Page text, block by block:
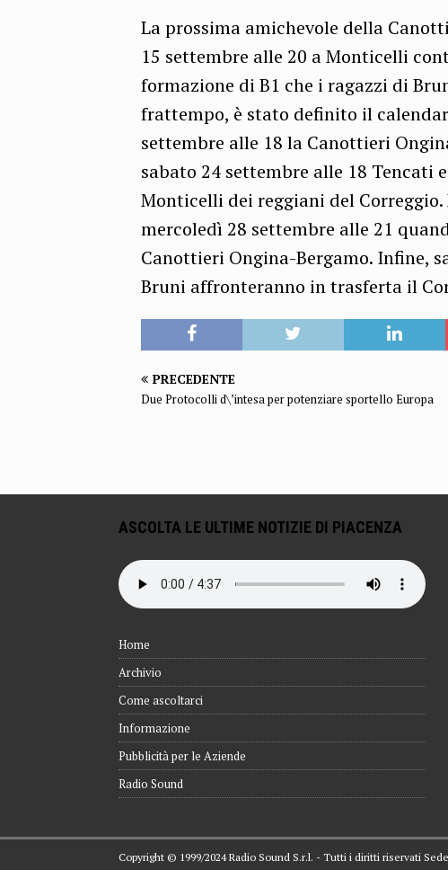
La prossima amichevole della
15 settembre alle 20 a Monticelli
formazione di B1 che i ragazzi di
frattempo, è stato definito il
settembre alle 18 la Canottieri
sabato 24 settembre alle 18 Tencati
Monticelli dei reggiani del
mercoledì 28 settembre alle 21
Canottieri Ongina-Bergamo. Infine,
Bruni affronteranno in trasferta il
PRECEDENTE
Due Protocolli d\’intesa per potenziare sportello Europa
ASCOLTA LE ULTIME NOTIZIE DI PIACENZA
Home
Archivio
Come ascoltarci
Informazione
Pubblicità per le Aziende
Radio Sound
Copyright © 1999/2024 Radio Sound S.r.l. - Tutti i diritti riservati